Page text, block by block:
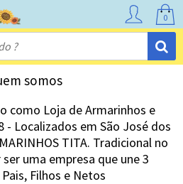
0
somos
como Loja de Armarinhos e
- Localizados em São José dos
TITA. Tradicional no
uma empresa que une 3
Filhos e Netos